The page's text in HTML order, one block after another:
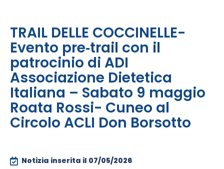
TRAIL DELLE COCCINELLE-
Evento pre‑trail con il
patrocinio di ADI
Associazione Dietetica
Italiana – Sabato 9 maggio
Roata Rossi- Cuneo al
Circolo ACLI Don Borsotto
Notizia inserita il 07/05/2026